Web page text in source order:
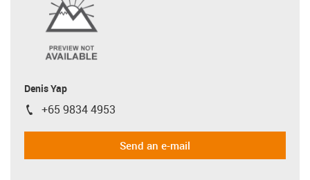
Denis Yap
igus-icon-phone
+65 9834 4953
Send an e-mail